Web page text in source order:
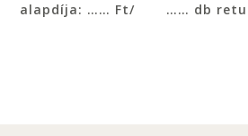
alapdíja: …… Ft/ …… db